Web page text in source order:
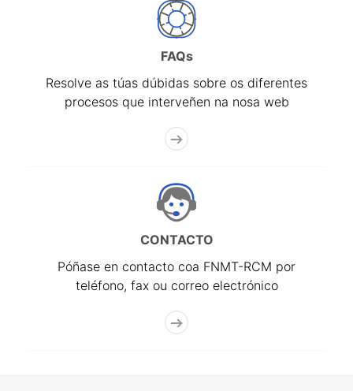
FAQs
Resolve as túas dúbidas sobre os diferentes
procesos que interveñen na nosa web
CONTACTO
Póñase en contacto coa FNMT-RCM por
teléfono, fax ou correo electrónico